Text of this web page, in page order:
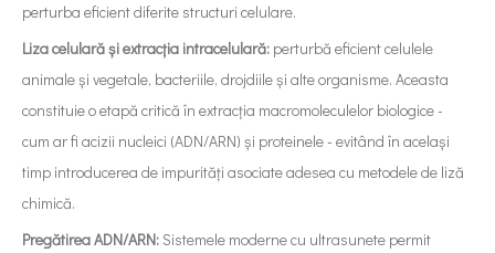
perturba eficient diferite structuri celulare.
Liza celulară și extracția intracelulară: perturbă eficient celulele
animale și vegetale, bacteriile, drojdiile și alte organisme. Aceasta
constituie o etapă critică în extracția macromoleculelor biologice -
cum ar fi acizii nucleici (ADN/ARN) și proteinele - evitând în același
timp introducerea de impurități asociate adesea cu metodele de liză
chimică.
Pregătirea ADN/ARN:Sistemele moderne cu ultrasunete permit